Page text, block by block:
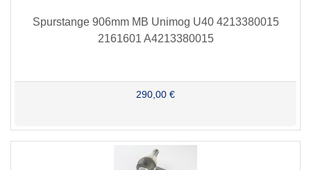
Spurstange 906mm MB Unimog U40 4213380015
2161601 A4213380015
290,00 €